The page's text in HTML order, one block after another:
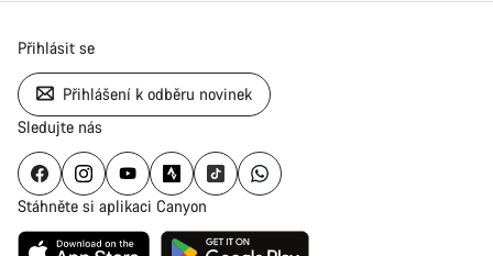
Přihlásit se
Přihlášení k odběru novinek
Sledujte nás
Stáhněte si aplikaci Canyon